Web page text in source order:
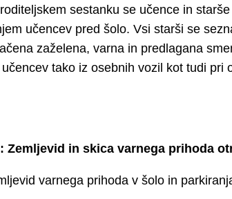
sestanku se učence in
učencev pred šolo. Vsi starši se
zaželena, varna in predlagana
tako iz osebnih vozil kot tudi pri
Zemljevid in skica varnega prihoda
varnega prihoda v šolo in